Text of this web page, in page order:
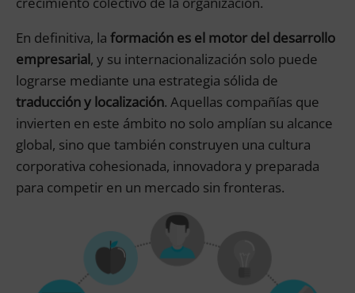
En definitiva, la formación es el motor del desarrollo
empresarial, y su internacionalización solo puede
lograrse mediante una estrategia sólida de
traducción y localización. Aquellas compañías que
invierten en este ámbito no solo amplían su alcance
global, sino que también construyen una cultura
corporativa cohesionada, innovadora y preparada
para competir en un mercado sin fronteras.